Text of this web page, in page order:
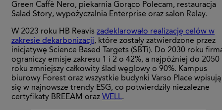
Green Caffè Nero, piekarnia Gorąco Polecam, restauracja
Salad Story, wypożyczalnia Enterprise oraz salon Relay.
W 2023 roku HB Reavis zadeklarowało realizację celów w
zakresie dekarbonizacji, które zostały zatwierdzone przez
inicjatywę Science Based Targets (SBTi). Do 2030 roku
ograniczy emisje zakresu 1 i 2 o 42%, a najpóźniej do 2050
roku zmniejszy całkowity ślad węglowy o 90%. Kampus
biurowy Forest oraz wszystkie budynki Varso Place wpisują
się w najnowsze trendy ESG, co potwierdziły niezależne
certyfikaty BREEAM oraz WELL.